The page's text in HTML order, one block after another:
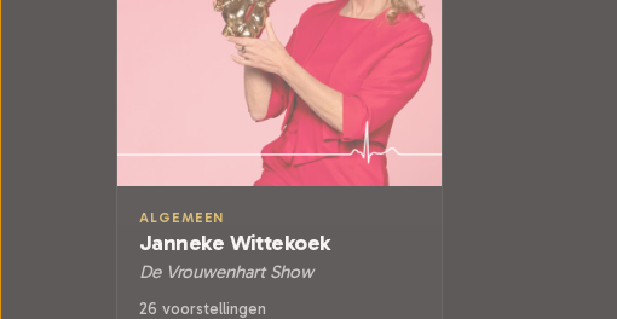
ALGEMEEN
Janneke Wittekoek
De Vrouwenhart Show
26 voorstellingen